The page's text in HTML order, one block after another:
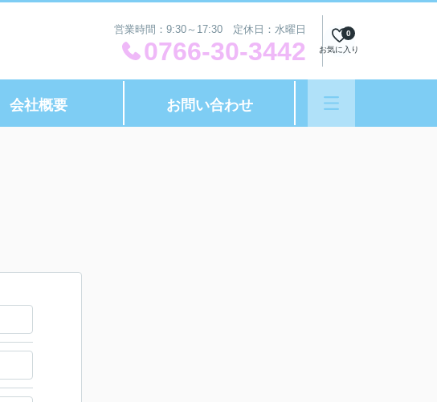
営業時間：9:30～17:30 定休日：水曜日
0766-30-3442 お気に入り
0
会社概要 お問い合わせ